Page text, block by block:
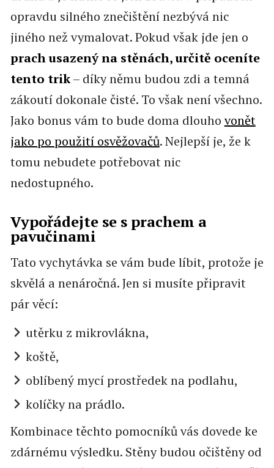
opravdu silného znečištění nezbývá nic
jiného než vymalovat. Pokud však jde jen o
prach usazený na stěnách, určitě oceníte
tento trik– díky němu budou zdi a temná
zákoutí dokonale čisté. To však není všechno.
Jako bonus vám to bude doma dlouhovonět
jako po použití osvěžovačů. Nejlepší je, že k
tomu nebudete potřebovat nic
nedostupného.
Vypořádejte se s prachem a
pavučinami
Tato vychytávka se vám bude líbit, protože je
skvělá a nenáročná. Jen si musíte připravit
pár věcí:
utěrku z mikrovlákna,
koště,
oblíbený mycí prostředek na podlahu,
kolíčky na prádlo.
Kombinace těchto pomocníků vás dovede ke
zdárnému výsledku. Stěny budou očištěny od